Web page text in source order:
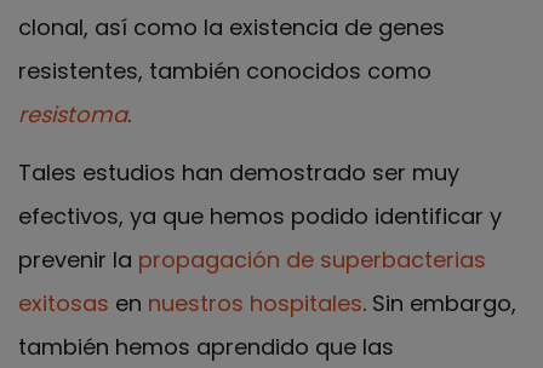
clonal, así como la existencia de genes
resistentes, también conocidos como
resistoma.
Tales estudios han demostrado ser muy
efectivos, ya que hemos podido identificar y
prevenir la propagación de superbacterias
exitosas en nuestros hospitales. Sin embargo,
también hemos aprendido que las